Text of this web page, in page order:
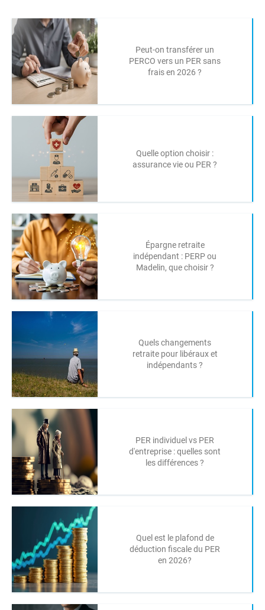
Peut-on transférer un
PERCO vers un PER sans
frais en 2026 ?
Quelle option choisir :
assurance vie ou PER ?
Épargne retraite
indépendant : PERP ou
Madelin, que choisir ?
Quels changements
retraite pour libéraux et
indépendants ?
PER individuel vs PER
d'entreprise : quelles sont
les différences ?
Quel est le plafond de
déduction fiscale du PER
en 2026?